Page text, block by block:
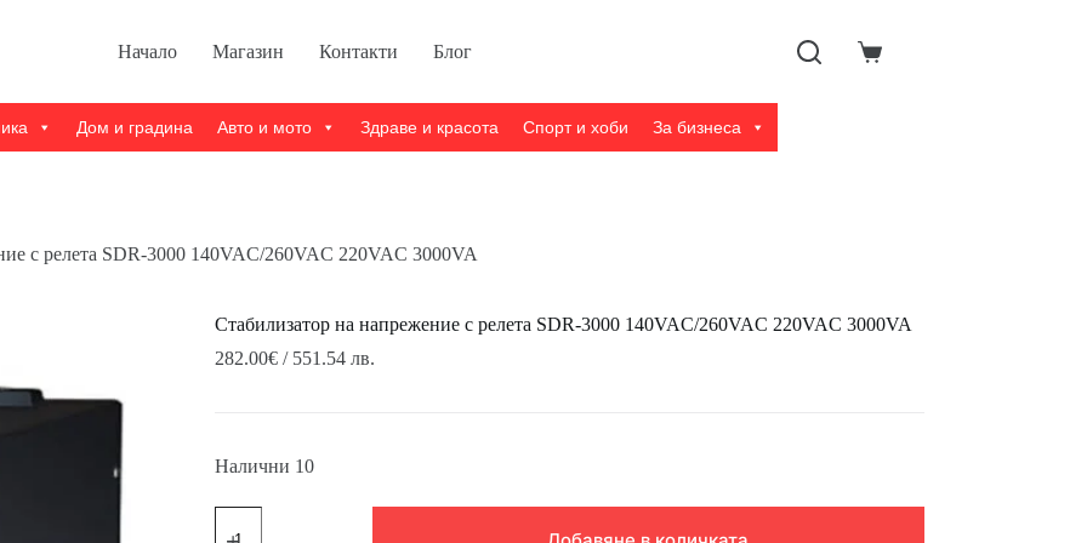
Начало Магазин Контакти Блог
Shopping
Дом и градина Авто и мото Здраве и красота Спорт и хоби За бизнеса
с релета SDR-3000 140VAC/260VAC 220VAC 3000VA
Стабилизатор на напрежение с релета SDR-3000 140VAC/260VAC 220VAC 3000VA
282.00€/ 551.54 лв.
Налични 10